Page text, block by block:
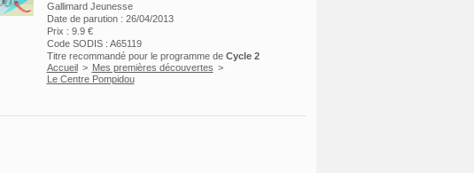
Gallimard Jeunesse
Date de parution : 26/04/2013
Prix : 9.9 €
Code SODIS : A65119
Titre recommandé pour le programme de Cycle 2
Accueil > Mes premières découvertes >
Le Centre Pompidou